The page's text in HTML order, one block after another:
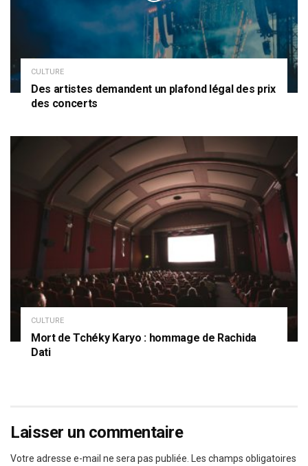
CULTURE
Des artistes demandent un plafond légal des prix
des concerts
CULTURE
Mort de Tchéky Karyo : hommage de Rachida
Dati
Laisser un commentaire
Votre adresse e-mail ne sera pas publiée. Les champs obligatoires